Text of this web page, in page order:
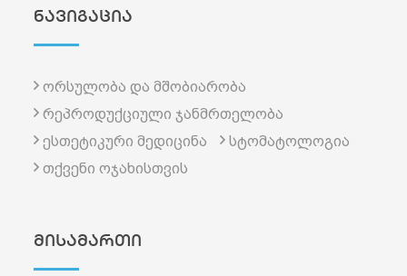
ნავიგაცია
ორსულობა და მშობიარობა
რეპროდუქციული ჯანმრთელობა
ესთეტიკური მედიცინა
სტომატოლოგია
თქვენი ოჯახისთვის
მისამართი